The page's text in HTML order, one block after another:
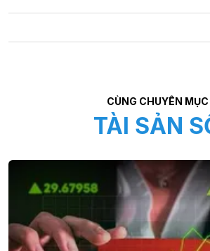
CÙNG CHUYÊN MỤC
TÀI SẢN